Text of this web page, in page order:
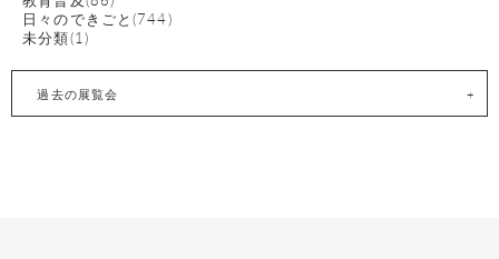
日々のできごと(744)
未分類(1)
過去の展覧会